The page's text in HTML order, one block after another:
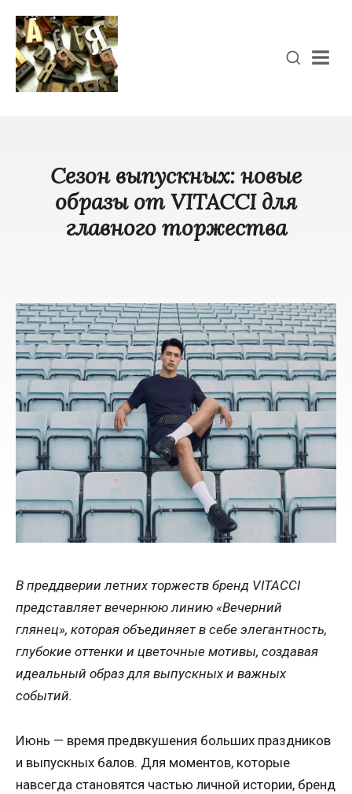
Сезон выпускных: новые
образы от VITACCI для
главного торжества
В преддверии летних торжеств бренд VITACCI
представляет вечернюю линию «Вечерний
глянец», которая объединяет в себе элегантность,
глубокие оттенки и цветочные мотивы, создавая
идеальный образ для выпускных и важных
событий.
Июнь — время предвкушения больших праздников
и выпускных балов. Для моментов, которые
навсегда становятся частью личной истории, бренд